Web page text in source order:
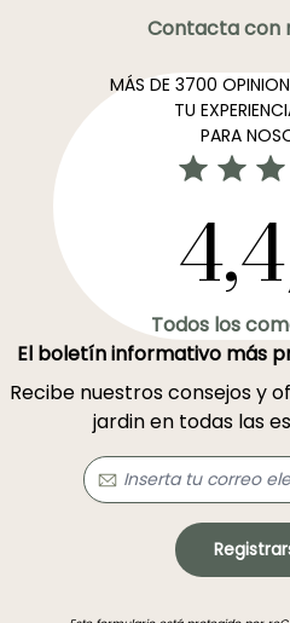
Contacta con
MÁS DE 3700
TU
PARA
Todos los
El boletín informativo más
Recibe nuestros consejos y
jardin en todas las